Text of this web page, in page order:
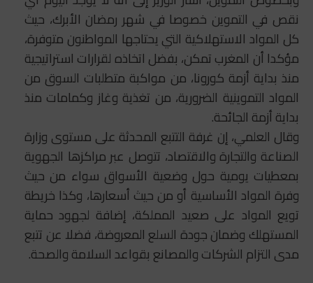
نقص في التموين خصوصا في شهر رمضان الأبرك، حيث
كل المواد الاستهلاكية التي يحتاجها المواطنون متوفرة،
مؤكدا أن المغرب تمكن، بفضل اتخاذه لقرارات استراتيجية
منذ بداية أزمة كورونا، من مواكبة متطلبات السوق من
المواد التموينية الضرورية، من تغذية وغاز وكمامات منذ
بداية أزمة الجائحة.
وقال العلمي، إن غرفة التتبع المحدثة على مستوى وزارة
الصناعة والتجارة والاقتصاد، تتوصل عبر مراكزها الجهوية
بمعطيات يومية حول وضعية الأسواق سواء من حيث
وفرة المواد الأساسية أو من حيث أسعارها، وكذا خريطة
تويع المواد على صعيد المملكة، إضافة لجهود حماية
المستهلك وضمان جودة السلع المعروضة، فضلا عن تتبع
مدى التزام الشركات والمصانع بقواعد السلامة والصحة.